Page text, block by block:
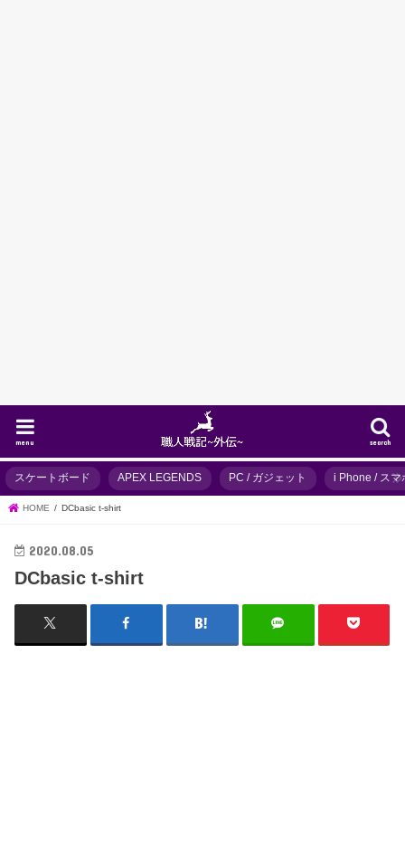
search
menu
スケートボード APEX LEGENDS PC / ガジェット i Phone / スマ
HOME DCbasic t-shirt
2020.08.05
DCbasic t-shirt